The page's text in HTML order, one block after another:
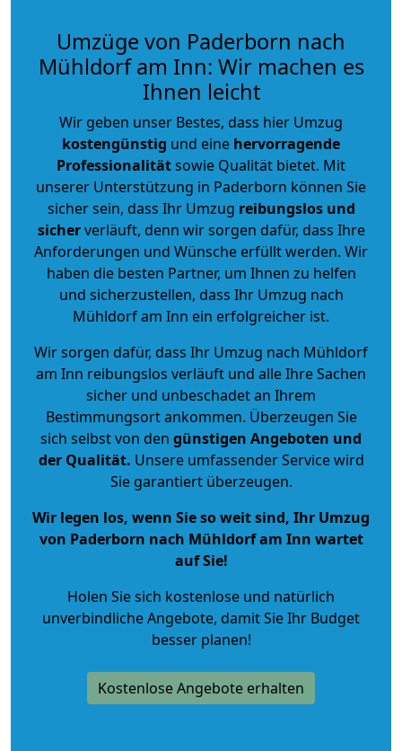
Umzüge von Paderborn nach
Mühldorf am Inn: Wir machen es
Ihnen leicht
Wir geben unser Bestes, dass hier Umzug
kostengünstig und eine hervorragende
Professionalitätsowie Qualität bietet. Mit
unserer Unterstützung in Paderborn können Sie
sicher sein, dass Ihr Umzug reibungslos und
sicherverläuft, denn wir sorgen dafür, dass Ihre
Anforderungen und Wünsche erfüllt werden. Wir
haben die besten Partner, um Ihnen zu helfen
und sicherzustellen, dass Ihr Umzug nach
Mühldorf am Inn ein erfolgreicher ist.
Wir sorgen dafür, dass Ihr Umzug nach Mühldorf
am Inn reibungslos verläuft und alle Ihre Sachen
sicher und unbeschadet an Ihrem
Bestimmungsort ankommen. Überzeugen Sie
sich selbst von den günstigen Angeboten und
der Qualität. Unsere umfassender Service wird
Sie garantiert überzeugen.
Wir legen los, wenn Sie so weit sind, Ihr Umzug
von Paderborn nach Mühldorf am Inn wartet
auf Sie!
Holen Sie sich kostenlose und natürlich
unverbindliche Angebote, damit Sie Ihr Budget
besser planen!
Kostenlose Angebote erhalten